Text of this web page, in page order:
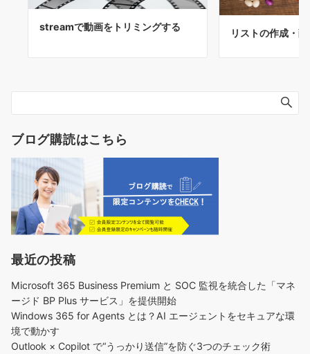
streamで動画をトリミングする
リストの作成・
ブログ購読はこちら
最近の投稿
Microsoft 365 Business Premium と SOC 監視を統合した「マネ
ージド BP Plus サービス」を提供開始
Windows 365 for Agents とは？AI エージェントをセキュアな環
境で動かす
Outlook × Copilot で“うっかり送信”を防ぐ3つのチェック術​